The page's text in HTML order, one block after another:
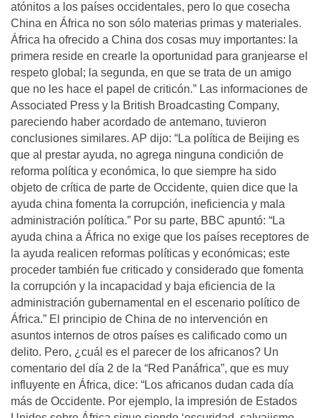
atónitos a los países occidentales, pero lo que cosecha
China en África no son sólo materias primas y materiales.
África ha ofrecido a China dos cosas muy importantes: la
primera reside en crearle la oportunidad para granjearse el
respeto global; la segunda, en que se trata de un amigo
que no les hace el papel de criticón.” Las informaciones de
Associated Press y la British Broadcasting Company,
pareciendo haber acordado de antemano, tuvieron
conclusiones similares. AP dijo: “La política de Beijing es
que al prestar ayuda, no agrega ninguna condición de
reforma política y económica, lo que siempre ha sido
objeto de crítica de parte de Occidente, quien dice que la
ayuda china fomenta la corrupción, ineficiencia y mala
administración política.” Por su parte, BBC apuntó: “La
ayuda china a África no exige que los países receptores de
la ayuda realicen reformas políticas y económicas; este
proceder también fue criticado y considerado que fomenta
la corrupción y la incapacidad y baja eficiencia de la
administración gubernamental en el escenario político de
África.” El principio de China de no intervención en
asuntos internos de otros países es calificado como un
delito. Pero, ¿cuál es el parecer de los africanos? Un
comentario del día 2 de la “Red Panáfrica”, que es muy
influyente en África, dice: “Los africanos dudan cada día
más de Occidente. Por ejemplo, la impresión de Estados